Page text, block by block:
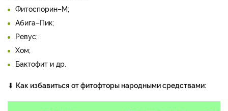
Фитоспорин–М;
Абига–Пик;
Ревус;
Хом;
Бактофит и др.
⬇ Как избавиться от фитофторы народными средствами: